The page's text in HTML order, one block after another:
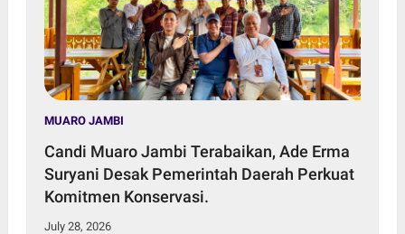
MUARO JAMBI
Candi Muaro Jambi Terabaikan, Ade Erma
Suryani Desak Pemerintah Daerah Perkuat
Komitmen Konservasi.
July 28, 2026